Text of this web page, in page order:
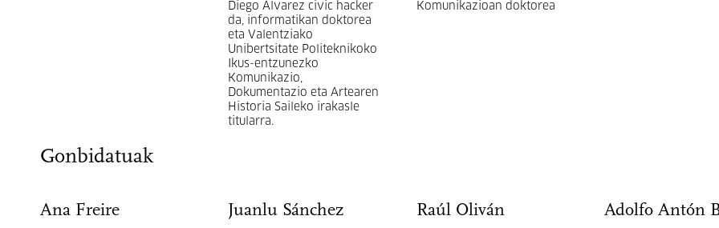
Diego Álvarez civic hacker
da, informatikan doktorea
eta Valentziako
Unibertsitate Politeknikoko
Ikus-entzunezko
Komunikazio,
Dokumentazio eta Artearen
Historia Saileko irakasle
titularra.
Komunikazioan doktorea
Gonbidatuak
Ana Freire Juanlu Sánchez Raúl Oliván Adolfo Antón